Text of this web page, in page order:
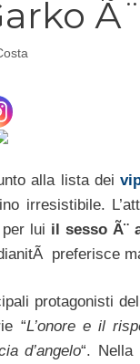
alla lista dei
irresistibile.
lui il sesso Ã¨
preferisce
protagonisti
“L’onore e il
d’angelo“.